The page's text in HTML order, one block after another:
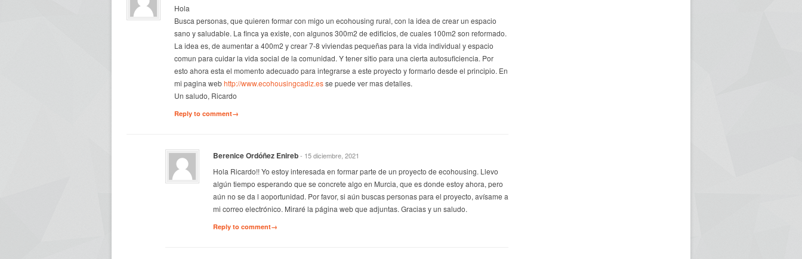
Hola
Busca personas, que quieren formar con migo un ecohousing rural, con la idea de crear un espacio
sano y saludable. La finca ya existe, con algunos 300m2 de edificios, de cuales 100m2 son reformado.
La idea es, de aumentar a 400m2 y crear 7-8 viviendas pequeñas para la vida individual y espacio
comun para cuidar la vida social de la comunidad. Y tener sitio para una cierta autosuficiencia. Por
esto ahora esta el momento adecuado para integrarse a este proyecto y formarlo desde el principio. En
mi pagina webhttp://www.ecohousingcadiz.esse puede ver mas detalles.
Un saludo, Ricardo
Reply to comment→
Berenice Ordóñez Enireb- 15 diciembre, 2021
Hola Ricardo!! Yo estoy interesada en formar parte de un proyecto de ecohousing. Llevo
algún tiempo esperando que se concrete algo en Murcia, que es donde estoy ahora, pero
aún no se da l aoportunidad. Por favor, si aún buscas personas para el proyecto, avísame a
mi correo electrónico. Miraré la página web que adjuntas. Gracias y un saludo.
Reply to comment→